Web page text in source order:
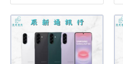
題都歡迎洽群官方LINE：
@kjg6280d • 七日鑑賞期
內，如商品有問題，請盡
速向我們告知並且協助處
理 • 全新品為原廠保固一
年，中古機店家保固15天